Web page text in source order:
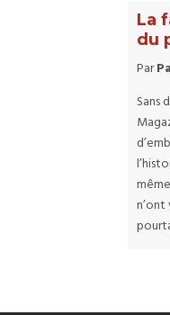
La
du
Par
Sans